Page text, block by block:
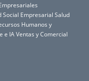
Social Empresarial Salud
Humanos y
e IAVentas y Comercial